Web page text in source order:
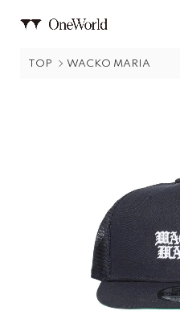
TOP WACKO MARIA